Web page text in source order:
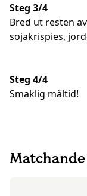
Steg 3/4
Bred ut resten
sojakrispies,
Steg 4/4
Smaklig måltid!